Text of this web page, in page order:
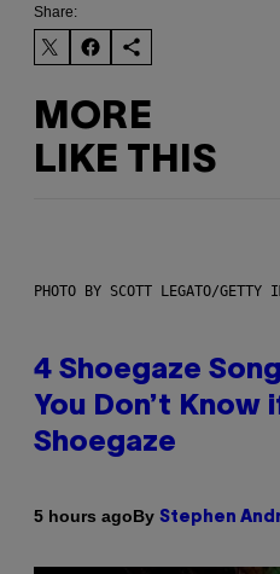
Share:
MORE
LIKE THIS
PHOTO BY SCOTT LEGATO/GETTY
4 Shoegaze
You Don’t Know
Shoegaze
5 hours agoBy Stephen